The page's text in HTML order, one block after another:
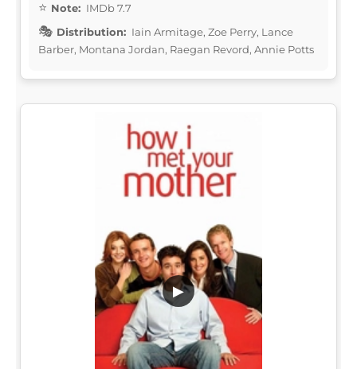
Note: IMDb 7.7
Distribution: Iain Armitage, Zoe Perry, Lance
Barber, Montana Jordan, Raegan Revord, Annie Potts
▶